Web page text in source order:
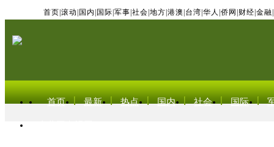
首页 滚动 国内 国际 军事 社会 地方 港澳 台湾 华人 侨网 财经 金融
首页 最新 热点 国内 社会 国际